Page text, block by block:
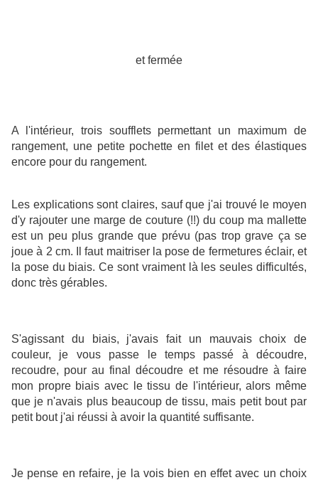
et fermée
A l'intérieur, trois soufflets permettant un maximum de
rangement, une petite pochette en filet et des élastiques
encore pour du rangement.
Les explications sont claires, sauf que j'ai trouvé le moyen
d'y rajouter une marge de couture (!!) du coup ma mallette
est un peu plus grande que prévu (pas trop grave ça se
joue à 2 cm. Il faut maitriser la pose de fermetures éclair, et
la pose du biais. Ce sont vraiment là les seules difficultés,
donc très gérables.
S'agissant du biais, j'avais fait un mauvais choix de
couleur, je vous passe le temps passé à découdre,
recoudre, pour au final découdre et me résoudre à faire
mon propre biais avec le tissu de l'intérieur, alors même
que je n'avais plus beaucoup de tissu, mais petit bout par
petit bout j'ai réussi à avoir la quantité suffisante.
Je pense en refaire, je la vois bien en effet avec un choix